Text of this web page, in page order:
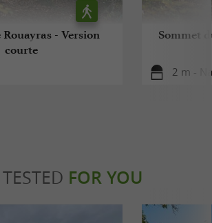
Rouayras - Version
courte
Sommet
2 m -
FOR YOU